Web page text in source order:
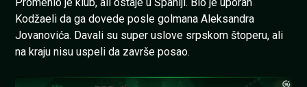
Kodžaeli da ga dovede posle golmana Aleksandra
Jovanovića. Davali su super uslove srpskom štoperu, ali
na kraju nisu uspeli da završe posao.